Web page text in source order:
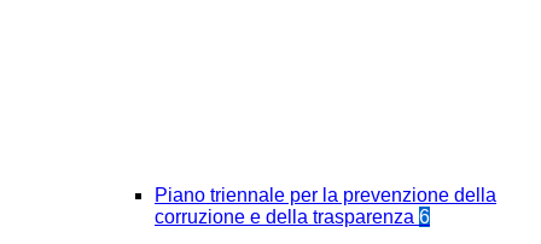
Piano triennale per la prevenzione della
corruzione e della trasparenza 6